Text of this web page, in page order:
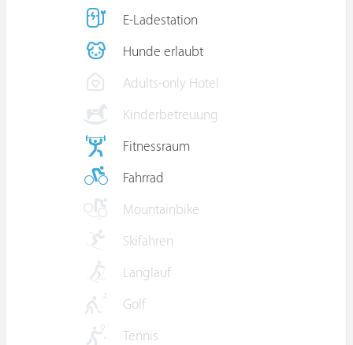
E-Ladestation
Hunde erlaubt
Adults-only Hotel
Kinderbetreuung
Fitnessraum
Fahrrad
Mountainbike
Skifahren
Langlauf
Golf
Tennis